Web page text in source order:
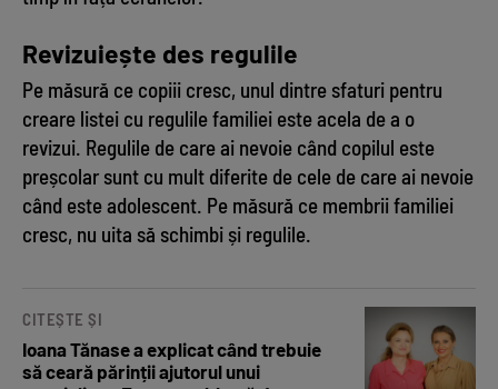
Revizuiește des regulile
Pe măsură ce copiii cresc, unul dintre sfaturi pentru
creare listei cu regulile familiei este acela de a o
revizui. Regulile de care ai nevoie când copilul este
preșcolar sunt cu mult diferite de cele de care ai nevoie
când este adolescent. Pe măsură ce membrii familiei
cresc, nu uita să schimbi și regulile.
CITEȘTE ȘI
Ioana Tănase a explicat când trebuie
să ceară părinții ajutorul unui